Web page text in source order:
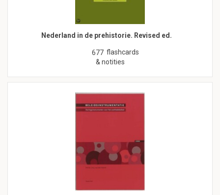
Nederland in de prehistorie. Revised ed.
677 flashcards
& notities